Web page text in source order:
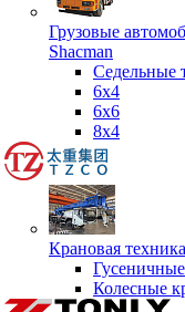
Грузовые
Shacman
Седельные
6х4
6x6
8x4
Крановая
Колесные